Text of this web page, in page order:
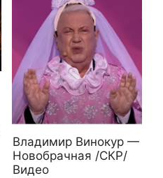
Владимир Винокур —
Новобрачная /СКР/
Видео